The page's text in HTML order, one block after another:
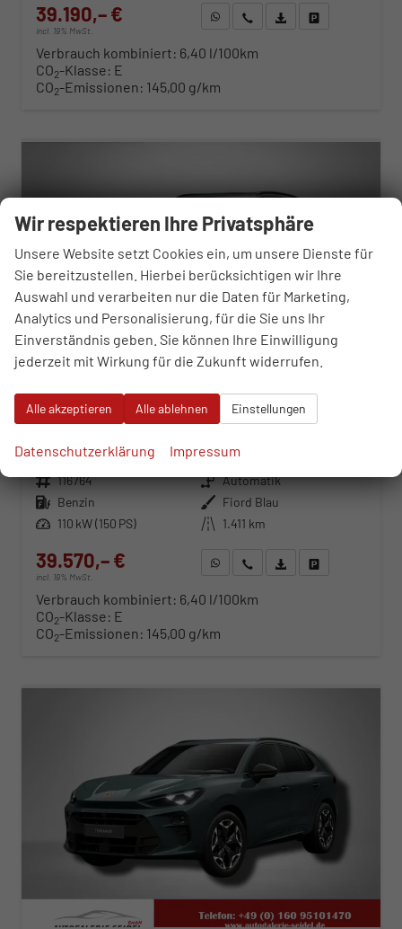
39.190,– €
incl. 19% MwSt.
WhatsApp anfragen
Wir rufen Sie anFahrzeugexposé (PDF)
Verbrauch kombiniert: 6,40 l/100km
CO2-Klasse: E
CO2-Emissionen: 145,00 g/km
Cupra Terramar
1.5 eTSI 7-Gang-DSG
Fahrzeugnr. 116764 Getriebe Automatik
Kraftstoff Benzin Außenfarbe Fiord Blau
Leistung 110 kW (150 PS) Kilometerstand 1.411 km
39.570,– €
incl. 19% MwSt.
WhatsApp anfragen
Wir rufen Sie anFahrzeugexposé (PDF)
Verbrauch kombiniert: 6,40 l/100km
CO2-Klasse: E
CO2-Emissionen: 145,00 g/km
Wir respektieren Ihre Privatsphäre
Unsere Website setzt Cookies ein, um unsere Dienste für
Sie bereitzustellen. Hierbei berücksichtigen wir Ihre
Auswahl und verarbeiten nur die Daten für Marketing,
Analytics und Personalisierung, für die Sie uns Ihr
Einverständnis geben. Sie können Ihre Einwilligung
jederzeit mit Wirkung für die Zukunft widerrufen.
Alle akzeptieren Alle ablehnen Einstellungen
Datenschutzerklärung Impressum